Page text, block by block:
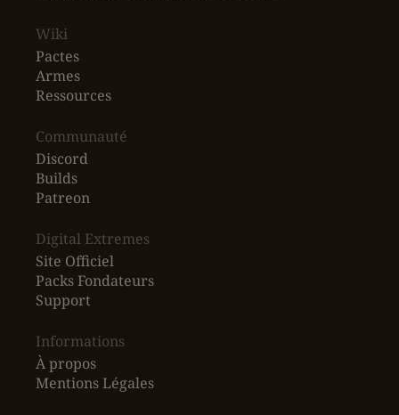
Wiki
Pactes
Armes
Ressources
‎Communauté
Discord
Builds
Patreon
Digital Extremes
Site Officiel
Packs Fondateurs
Support
Informations
À propos
Mentions Légales